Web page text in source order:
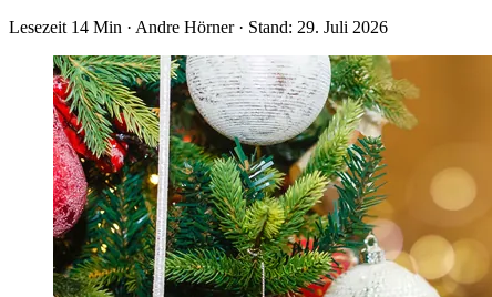
Lesezeit 14 Min · Andre Hörner · Stand: 29. Juli 2026